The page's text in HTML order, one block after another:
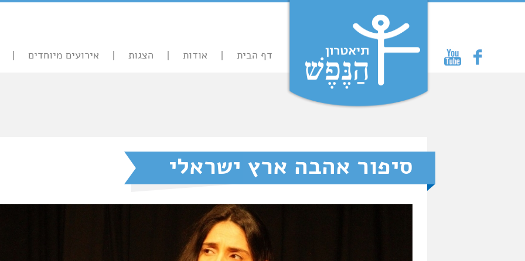
דף הבית אודות הצגות אירועים מיוחדים
סיפור אהבה ארץ ישראלי